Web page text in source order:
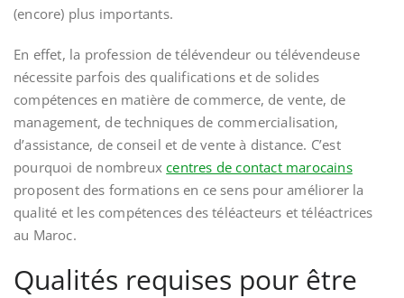
(encore) plus importants.
En effet, la profession de télévendeur ou télévendeuse
nécessite parfois des qualifications et de solides
compétences en matière de commerce, de vente, de
management, de techniques de commercialisation,
d’assistance, de conseil et de vente à distance. C’est
pourquoi de nombreuxcentres de contact marocains
proposent des formations en ce sens pour améliorer la
qualité et les compétences des téléacteurs et téléactrices
au Maroc.
Qualités requises pour être